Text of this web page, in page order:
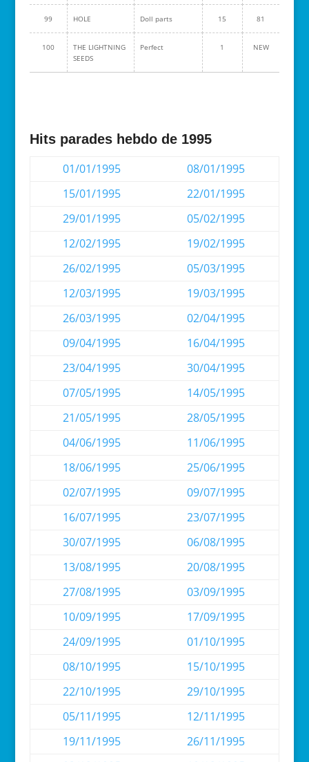
99 HOLE Doll parts 15 81
100
THE LIGHTNING
SEEDS
Perfect 1 NEW
Hits parades hebdo de 1995
01/01/1995
08/01/1995
15/01/1995
22/01/1995
29/01/1995
05/02/1995
12/02/1995
19/02/1995
26/02/1995
05/03/1995
12/03/1995
19/03/1995
26/03/1995
02/04/1995
09/04/1995
16/04/1995
23/04/1995
30/04/1995
07/05/1995
14/05/1995
21/05/1995
28/05/1995
04/06/1995
11/06/1995
18/06/1995
25/06/1995
02/07/1995
09/07/1995
16/07/1995
23/07/1995
30/07/1995
06/08/1995
13/08/1995
20/08/1995
27/08/1995
03/09/1995
10/09/1995
17/09/1995
24/09/1995
01/10/1995
08/10/1995
15/10/1995
22/10/1995
29/10/1995
05/11/1995
12/11/1995
19/11/1995
26/11/1995